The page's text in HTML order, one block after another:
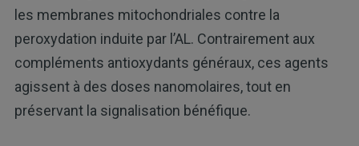
les membranes mitochondriales contre la
peroxydation induite par l’AL. Contrairement aux
compléments antioxydants généraux, ces agents
agissent à des doses nanomolaires, tout en
préservant la signalisation bénéfique.